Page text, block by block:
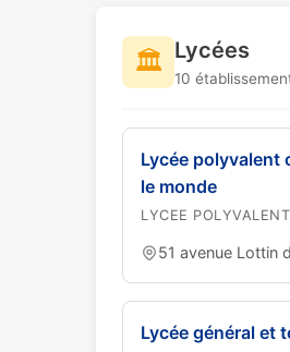
🏛️ Lycées
10
Lycée polyvalent
le monde
LYCEE POLYVALENT
51 avenue Lottin
Lycée général et